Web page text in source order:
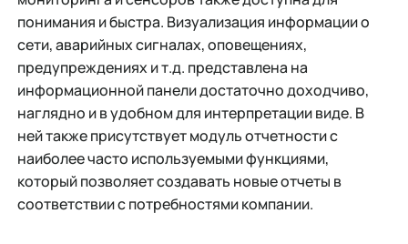
понимания и быстра. Визуализация информации о
сети, аварийных сигналах, оповещениях,
предупреждениях и т.д. представлена на
информационной панели достаточно доходчиво,
наглядно и в удобном для интерпретации виде. В
ней также присутствует модуль отчетности с
наиболее часто используемыми функциями,
который позволяет создавать новые отчеты в
соответствии с потребностями компании.